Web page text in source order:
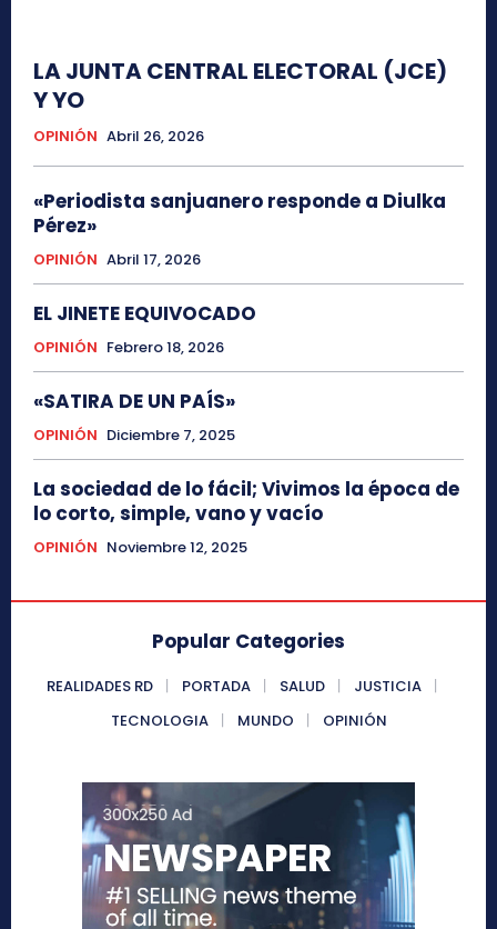
LA JUNTA CENTRAL ELECTORAL (JCE)
Y YO
OPINIÓN Abril 26, 2026
«Periodista sanjuanero responde a Diulka
Pérez»
OPINIÓN Abril 17, 2026
EL JINETE EQUIVOCADO
OPINIÓN Febrero 18, 2026
«SATIRA DE UN PAÍS»
OPINIÓN Diciembre 7, 2025
La sociedad de lo fácil; Vivimos la época de
lo corto, simple, vano y vacío
OPINIÓN Noviembre 12, 2025
Popular Categories
REALIDADES RD PORTADA SALUD
JUSTICIA
TECNOLOGIA
MUNDO OPINIÓN